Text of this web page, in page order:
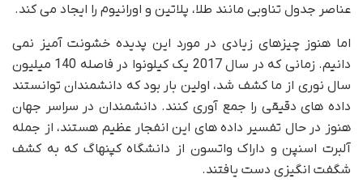
عناصر جدول تناوبی مانند طلا، پلاتین و اورانیوم را ایجاد می کند.
اما هنوز چیزهای زیادی در مورد این پدیده خشونت آمیز نمی
دانیم. زمانی که در سال 2017 یک کیلونوا در فاصله 140 میلیون
سال نوری از ما کشف شد، اولین بار بود که دانشمندان توانستند
داده های دقیقی را جمع آوری کنند. دانشمندان در سراسر جهان
هنوز در حال تفسیر داده های این انفجار عظیم هستند، از جمله
آلبرت اسنپن و داراک واتسون از دانشگاه کپنهاگ که به کشف
شگفت انگیزی دست یافتند.